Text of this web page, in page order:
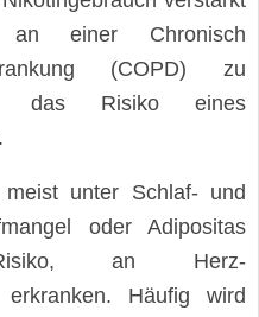
an einer Chronisch
(COPD) zu
das Risiko eines
unter Schlaf- und
oder Adipositas
an Herz-
erkranken. Häufig wird